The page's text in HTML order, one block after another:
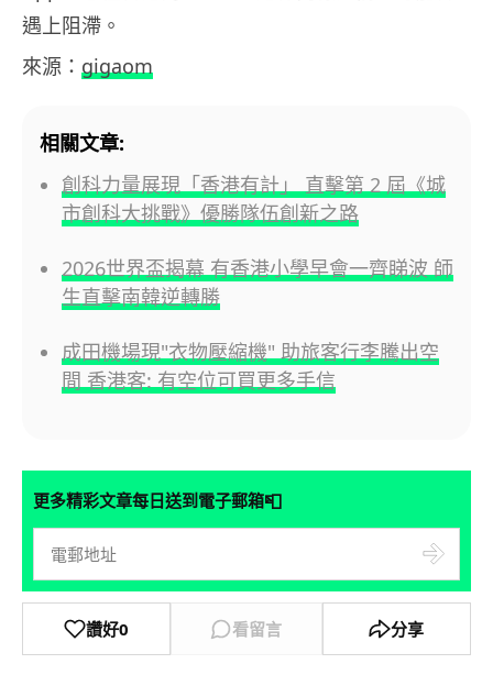
遇上阻滯。
來源： gigaom
相關文章:
創科力量展現「香港有計」 直擊第 2 屆《城
市創科大挑戰》優勝隊伍創新之路
2026世界盃揭幕 有香港小學早會一齊睇波 師
生直擊南韓逆轉勝
成田機場現"衣物壓縮機" 助旅客行李騰出空
間 香港客: 有空位可買更多手信
更多精彩文章每日送到電子郵箱📮
讚好0 看留言 分享